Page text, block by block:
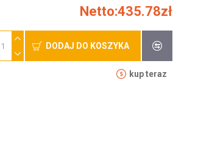
Netto:435.78zł
DODAJ DO KOSZYKA
kup teraz